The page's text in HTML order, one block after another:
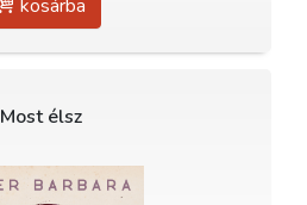
kosárba
Most élsz